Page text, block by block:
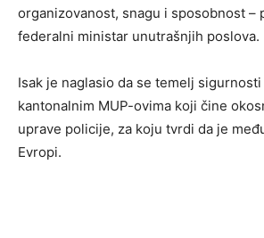
organizovanost, snagu i sposobnost –
federalni ministar unutrašnjih poslova.
Isak je naglasio da se temelj sigurnosti
kantonalnim MUP-ovima koji čine
uprave policije, za koju tvrdi da je
Evropi.